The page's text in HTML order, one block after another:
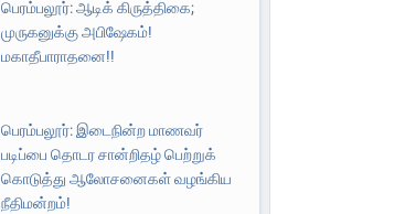
பெரம்பலூர்: ஆடிக் கிருத்திகை;
முருகனுக்கு அபிஷேகம்!
மகாதீபாராதனை!!
பெரம்பலூர்: இடைநின்ற மாணவர்
படிப்பை தொடர சான்றிதழ் பெற்றுக்
கொடுத்து ஆலோசனைகள் வழங்கிய
நீதிமன்றம்!